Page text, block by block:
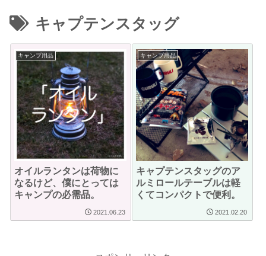
キャプテンスタッグ
キャンプ用品
オイルランタンは荷物に
なるけど、僕にとっては
キャンプの必需品。
2021.06.23
キャンプ用品
キャプテンスタッグのア
ルミロールテーブルは軽
くてコンパクトで便利。
2021.02.20